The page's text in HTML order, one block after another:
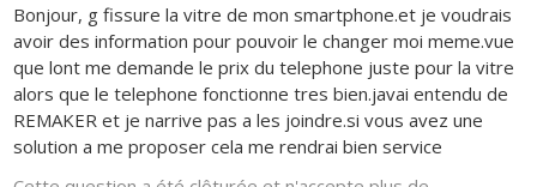
Bonjour, g fissure la vitre de mon smartphone.et je voudrais
avoir des information pour pouvoir le changer moi meme.vue
que lont me demande le prix du telephone juste pour la vitre
alors que le telephone fonctionne tres bien.javai entendu de
REMAKER et je narrive pas a les joindre.si vous avez une
solution a me proposer cela me rendrai bien service